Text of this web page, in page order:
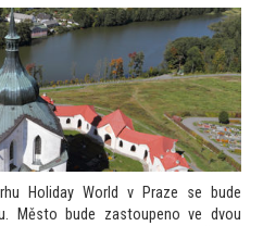
Holiday World v Praze se bude
Město bude zastoupeno ve dvou